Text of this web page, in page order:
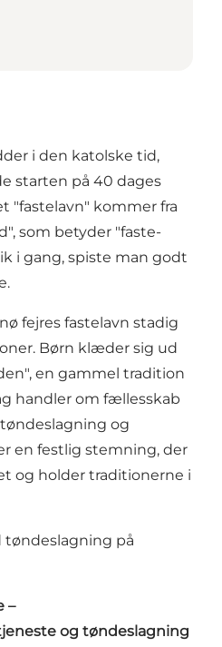
i den katolske tid,
starten på 40 dages
"fastelavn" kommer fra
som betyder "faste-
i gang, spiste man godt
fejres fastelavn stadig
Børn klæder sig ud
en gammel tradition
handler om fællesskab
og
en festlig stemning, der
og holder traditionerne i
tøndeslagning på
–
og tøndeslagning